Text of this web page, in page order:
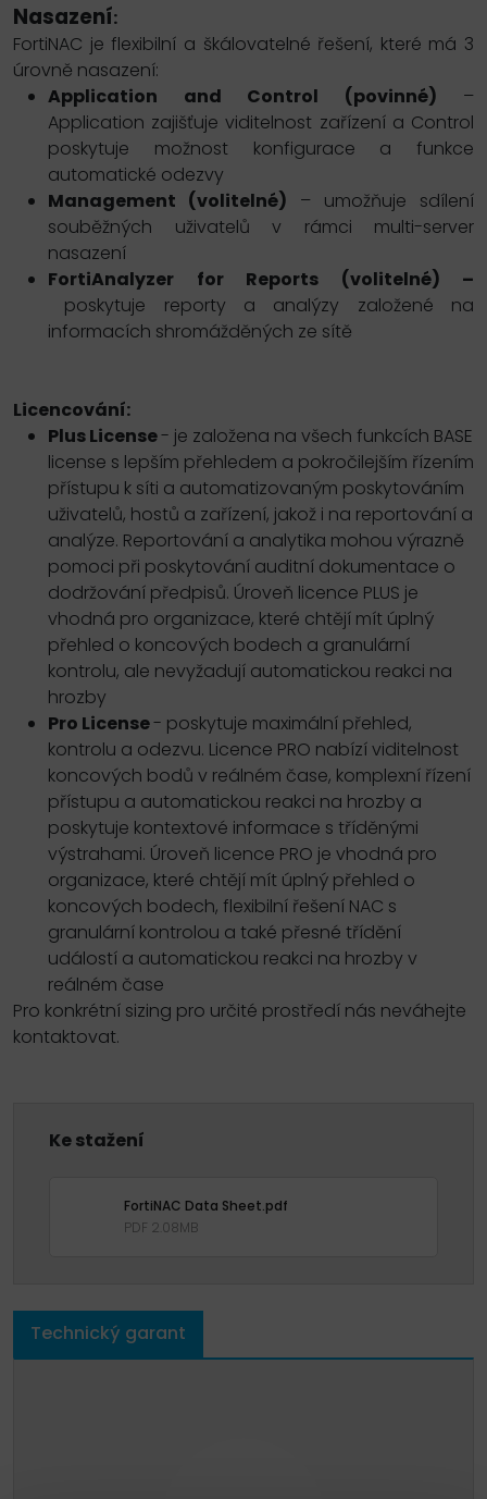
Nasazení:
FortiNAC je flexibilní a škálovatelné řešení, které má 3
úrovně nasazení:
Application and Control (povinné) –
Application zajišťuje viditelnost zařízení a Control
poskytuje možnost konfigurace a funkce
automatické odezvy
Management (volitelné) – umožňuje sdílení
souběžných uživatelů v rámci multi-server
nasazení
FortiAnalyzer for Reports (volitelné) –
poskytuje reporty a analýzy založené na
informacích shromážděných ze sítě
Licencování:
Plus License- je založena na všech funkcích BASE
license s lepším přehledem a pokročilejším řízením
přístupu k síti a automatizovaným poskytováním
uživatelů, hostů a zařízení, jakož i na reportování a
analýze. Reportování a analytika mohou výrazně
pomoci při poskytování auditní dokumentace o
dodržování předpisů. Úroveň licence PLUS je
vhodná pro organizace, které chtějí mít úplný
přehled o koncových bodech a granulární
kontrolu, ale nevyžadují automatickou reakci na
hrozby
Pro License- poskytuje maximální přehled,
kontrolu a odezvu. Licence PRO nabízí viditelnost
koncových bodů v reálném čase, komplexní řízení
přístupu a automatickou reakci na hrozby a
poskytuje kontextové informace s tříděnými
výstrahami. Úroveň licence PRO je vhodná pro
organizace, které chtějí mít úplný přehled o
koncových bodech, flexibilní řešení NAC s
granulární kontrolou a také přesné třídění
událostí a automatickou reakci na hrozby v
reálném čase
Pro konkrétní sizing pro určité prostředí nás neváhejte
kontaktovat.
Ke stažení
FortiNAC Data Sheet.pdf
PDF 2.08MB
Technický garant